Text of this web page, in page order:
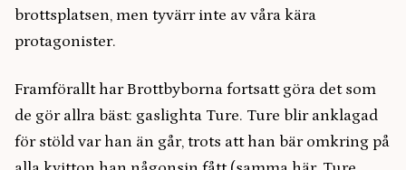
brottsplatsen, men tyvärr inte av våra kära
protagonister.
Framförallt har Brottbyborna fortsatt göra det som
de gör allra bäst: gaslighta Ture. Ture blir anklagad
för stöld var han än går, trots att han bär omkring på